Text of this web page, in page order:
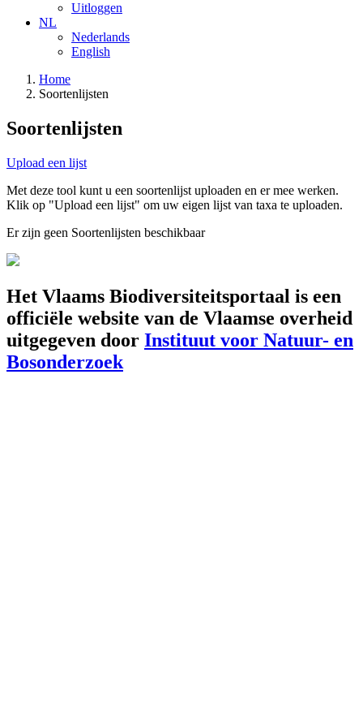
Uitloggen
NL
Nederlands
English
Home
Soortenlijsten
Soortenlijsten
Upload een lijst
Met deze tool kunt u een soortenlijst uploaden en er mee werken.
Klik op "Upload een lijst" om uw eigen lijst van taxa te uploaden.
Er zijn geen Soortenlijsten beschikbaar
Het Vlaams Biodiversiteitsportaal is een
officiële website van de Vlaamse overheid
uitgegeven door Instituut voor Natuur- en
Bosonderzoek